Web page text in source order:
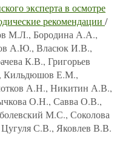
эксперта в осмотре
рекомендации /
М.Л., Бородина А.А.,
А.Ю., Власюк И.В.,
К.В., Григорьев
Кильдюшов Е.М.,
А.Н., Никитин А.В.,
О.Н., Савва О.В.,
М.С., Соколова
С.В., Яковлев В.В.